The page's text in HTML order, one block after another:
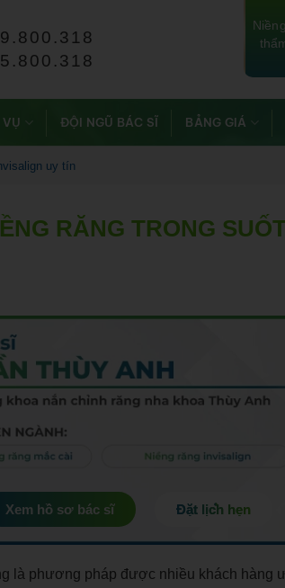
VỤ ĐỘI NGŨ BÁC SĨ BẢNG GIÁ
uy tín
RĂNG TRONG
Xem hồ sơ bác sĩ Đặt lịch hẹn
là phương pháp được nhiều khách hàng